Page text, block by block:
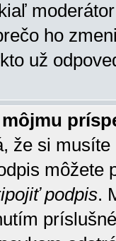
ho
už
že si
môžete
podpis.